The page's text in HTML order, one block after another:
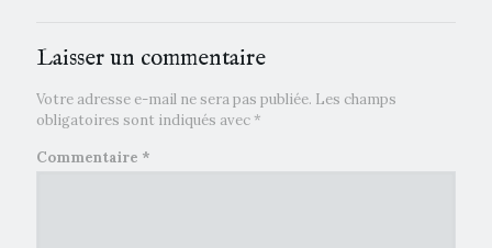
Laisser un commentaire
Votre adresse e-mail ne sera pas publiée. Les champs
obligatoires sont indiqués avec *
Commentaire *